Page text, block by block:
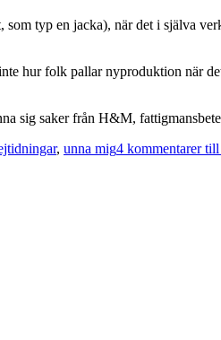
typ en jacka), när det i själva
hur folk pallar nyproduktion när
sig saker från H&M,
, unna mig4 kommentarertill